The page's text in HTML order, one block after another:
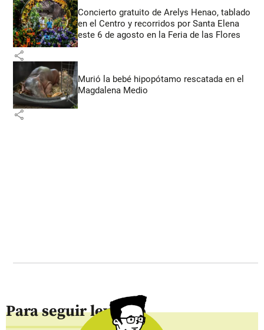
Concierto gratuito de Arelys Henao, tablado
en el Centro y recorridos por Santa Elena
este 6 de agosto en la Feria de las Flores
share
Murió la bebé hipopótamo rescatada en el
Magdalena Medio
share
Para seguir leyendo